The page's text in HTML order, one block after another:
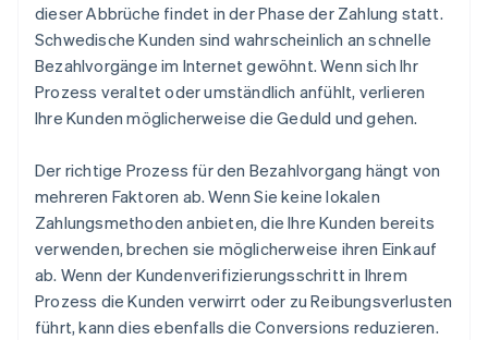
dieser Abbrüche findet in der Phase der Zahlung statt.
Schwedische Kunden sind wahrscheinlich an schnelle
Bezahlvorgänge im Internet gewöhnt. Wenn sich Ihr
Prozess veraltet oder umständlich anfühlt, verlieren
Ihre Kunden möglicherweise die Geduld und gehen.
Der richtige Prozess für den Bezahlvorgang hängt von
mehreren Faktoren ab. Wenn Sie keine lokalen
Zahlungsmethoden anbieten, die Ihre Kunden bereits
verwenden, brechen sie möglicherweise ihren Einkauf
ab. Wenn der Kundenverifizierungsschritt in Ihrem
Prozess die Kunden verwirrt oder zu Reibungsverlusten
führt, kann dies ebenfalls die Conversions reduzieren.